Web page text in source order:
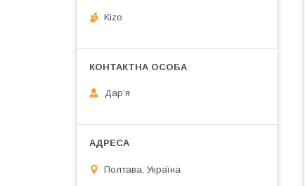
Kizo
Дарʼя
Полтава, Україна